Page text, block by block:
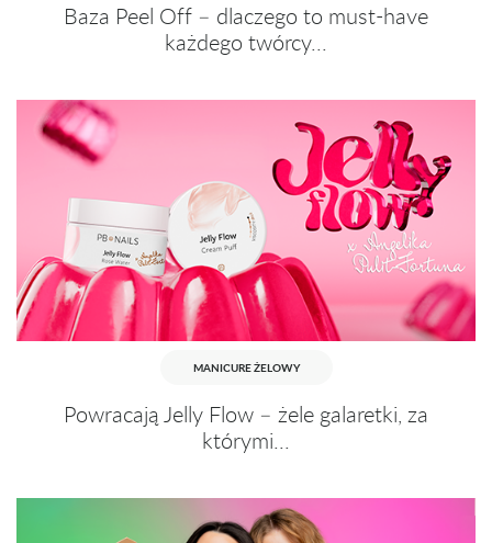
Baza Peel Off – dlaczego to must-have
każdego twórcy...
MANICURE ŻELOWY
Powracają Jelly Flow – żele galaretki, za
którymi...